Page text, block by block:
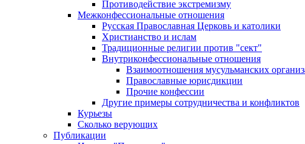
Противодействие экстремизму
Межконфессиональные отношения
Русская Православная Церковь и католики
Христианство и ислам
Традиционные религии против "сект"
Внутриконфессиональные отношения
Взаимоотношения мусульманских
Православные юрисдикции
Прочие конфессии
Другие примеры сотрудничества и конфликтов
Курьезы
Сколько верующих
Публикации